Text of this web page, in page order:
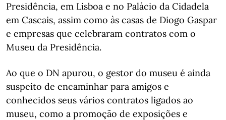
Presidência, em Lisboa e no Palácio da Cidadela
em Cascais, assim como às casas de Diogo Gaspar
e empresas que celebraram contratos com o
Museu da Presidência.
Ao que o DN apurou, o gestor do museu é ainda
suspeito de encaminhar para amigos e
conhecidos seus vários contratos ligados ao
museu, como a promoção de exposições e